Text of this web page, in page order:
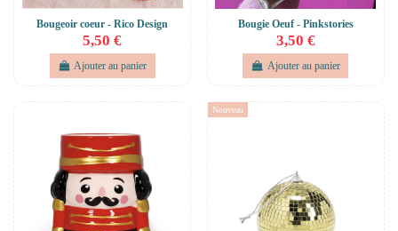
Bougeoir coeur - Rico Design
5,50 €
Ajouter au panier
Bougie Oeuf - Pinkstories
3,50 €
Ajouter au panier
Nouveau